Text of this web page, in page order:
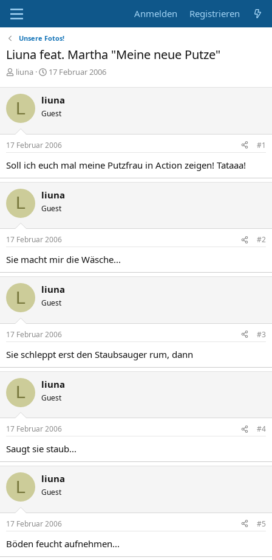
Anmelden Registrieren
Unsere Fotos!
Liuna feat. Martha "Meine neue Putze"
E
s
t
e
l
l
e
liuna
E
t
e
l
t
m
17 Februar 2006
L liuna
Guest
17 Februar 2006 #1
Soll ich euch mal meine Putzfrau in Action zeigen! Tataaa!
L liuna
Guest
17 Februar 2006 #2
Sie macht mir die Wäsche...
L liuna
Guest
17 Februar 2006 #3
Sie schleppt erst den Staubsauger rum, dann
L liuna
Guest
17 Februar 2006 #4
Saugt sie staub...
L liuna
Guest
17 Februar 2006 #5
Böden feucht aufnehmen...